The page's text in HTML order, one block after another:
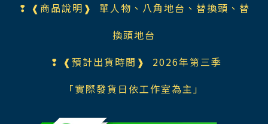
❢ ❰商品說明❱ 單人物、八角地台、替換頭、替
換頭地台
❢ ❰預計出貨時間❱ 2026年第三季
「實際發貨日依工作室為主」